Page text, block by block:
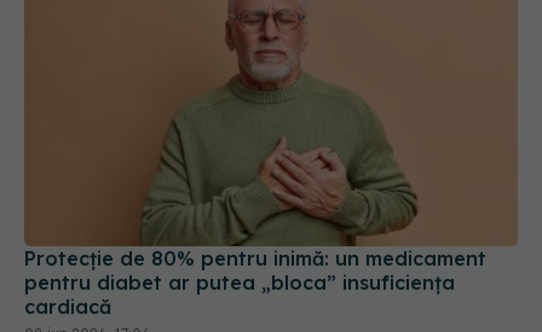
Protecție de 80% pentru inimă: un medicament
pentru diabet ar putea „bloca” insuficiența
08 iun 2026, 17:06